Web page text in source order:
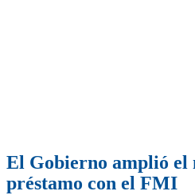
El Gobierno amplió el
préstamo con el FMI